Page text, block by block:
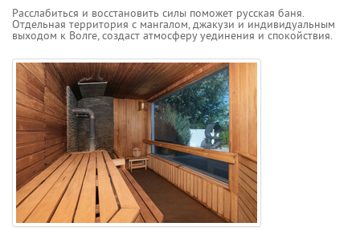
Расслабиться и восстановить силы поможет русская баня.
Отдельная территория с мангалом, джакузи и индивидуальным
выходом к Волге, создаст атмосферу уединения и спокойствия.